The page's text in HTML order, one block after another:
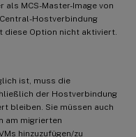
als MCS-Master-Image von
Hostverbindung
diese Option nicht aktiviert.
ist, muss die
der Hostverbindung
bleiben. Sie müssen auch
am migrierten
hinzuzufügen/zu